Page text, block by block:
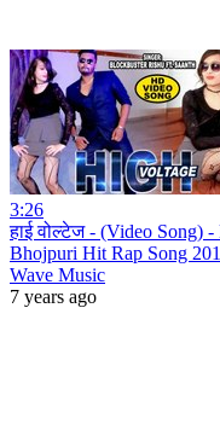
3:26
हाई वोल्टेज - (Video Song)
Bhojpuri Hit Rap Song
Wave Music
7 years ago